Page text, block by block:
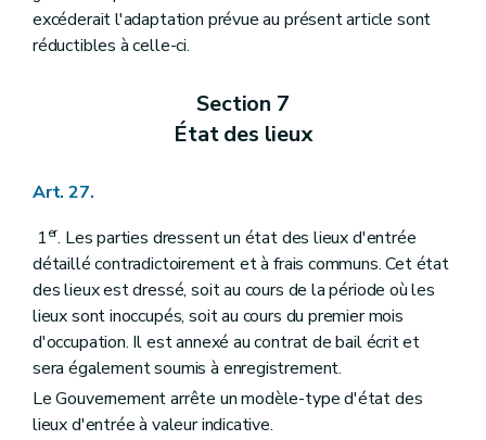
excéderait l'adaptation prévue au présent article sont
réductibles à celle-ci.
Section 7
État des lieux
Art. 27.
1er. Les parties dressent un état des lieux d'entrée
détaillé contradictoirement et à frais communs. Cet état
des lieux est dressé, soit au cours de la période où les
lieux sont inoccupés, soit au cours du premier mois
d'occupation. Il est annexé au contrat de bail écrit et
sera également soumis à enregistrement.
Le Gouvernement arrête un modèle-type d'état des
lieux d'entrée à valeur indicative.